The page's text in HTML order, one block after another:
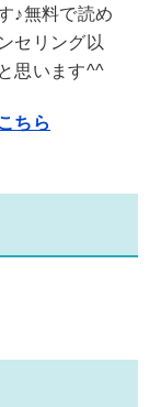
♪無料で読め
セリング以
思います^^
ちら